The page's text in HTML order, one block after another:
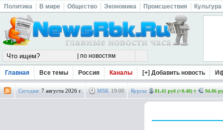
Политика В мире Общество Экономика Происшествия Культура
Главная Все темы Россия Каналы [+] Добавить новость
Сегодня: 7 августа 2026 г. MSK 19:00 Курсы: 81.41 руб (+0.48) 94.06